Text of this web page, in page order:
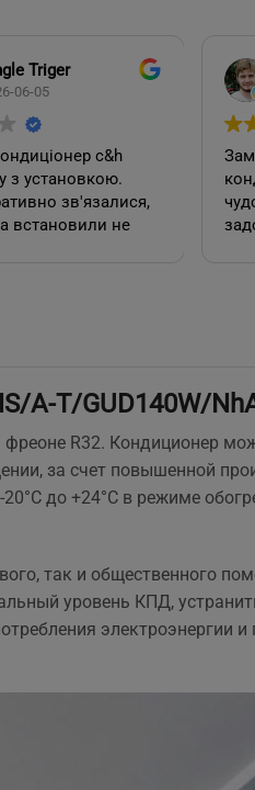
Triger
06-05
c&h
з установкою.
встановили не
акційної
магазині. Але
стандартна
стандартній
поверхів ці
ж така сама,
в інших
і
розрахунку на
товар і
A-T/GUD140W/
фреоне R32. Кондиционер
за счет повышенной
до +24°C в режиме
так и общественного
уровень КПД,
электроэнергии и